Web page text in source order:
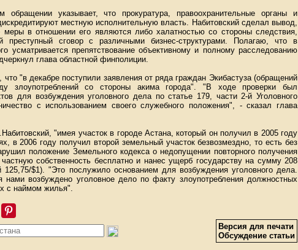
обращении указывает, что прокуратура, правоохранительные органы и
местную исполнительную власть. Набитовский сделал вывод,
меры в отношении его являются либо халатностью со стороны следствия,
преступный сговор с различными бизнес-структурами. Полагаю, что в
усматривается препятствование объективному и полному расследованию
глава областной финполиции.
что "в декабре поступили заявления от ряда граждан Экибастуза (обращений
злоупотреблений со стороны акима города". "В ходе проверки был
для возбуждения уголовного дела по статье 179, части 2-й Уголовного
с использованием своего служебного положения", - сказал глава
"имея участок в городе Астана, который он получил в 2005 году
в 2006 году получил второй земельный участок безвозмездно, то есть без
положение Земельного кодекса о недопущении повторного получения
собственность бесплатно и нанес ущерб государству на сумму 208
125,75/$1). "Это послужило основанием для возбуждения уголовного дела.
нами возбуждено уголовное дело по факту злоупотребления должностных
с наймом жилья".
Версия для печати
Обсуждение статьи